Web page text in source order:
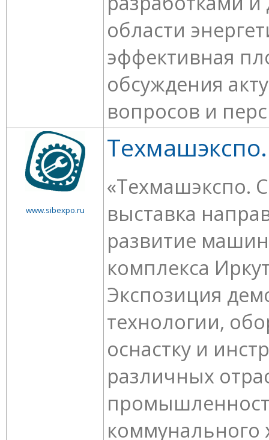
области
эффективная
обсуждения
вопросов и
www.sibexpo.ru
«Техмашэкспо.
выставка
развитие
комплекса
Экспозиция
технологии,
оснастку и
различных
коммунального